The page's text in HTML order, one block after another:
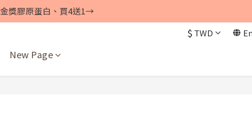
金獎膠原蛋白、買4送1→
$ TWD
New Page